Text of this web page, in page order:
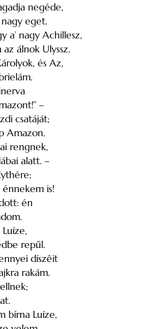
negéde,
nagy eget.
a’ nagy Achillesz,
álnok Ulyssz.
és Az,
–
csatáját;
Amazon.
rengnek,
alatt. –
énnekem is!
én
repűl.
díszêit
rakám.
bírna Luíze,